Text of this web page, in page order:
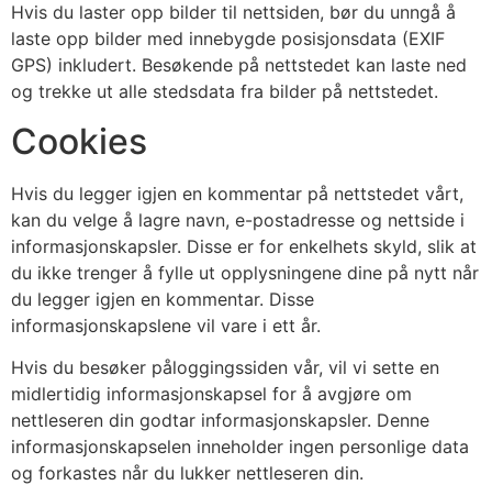
Hvis du laster opp bilder til nettsiden, bør du unngå å
laste opp bilder med innebygde posisjonsdata (EXIF
GPS) inkludert. Besøkende på nettstedet kan laste ned
og trekke ut alle stedsdata fra bilder på nettstedet.
Cookies
Hvis du legger igjen en kommentar på nettstedet vårt,
kan du velge å lagre navn, e-postadresse og nettside i
informasjonskapsler. Disse er for enkelhets skyld, slik at
du ikke trenger å fylle ut opplysningene dine på nytt når
du legger igjen en kommentar. Disse
informasjonskapslene vil vare i ett år.
Hvis du besøker påloggingssiden vår, vil vi sette en
midlertidig informasjonskapsel for å avgjøre om
nettleseren din godtar informasjonskapsler. Denne
informasjonskapselen inneholder ingen personlige data
og forkastes når du lukker nettleseren din.